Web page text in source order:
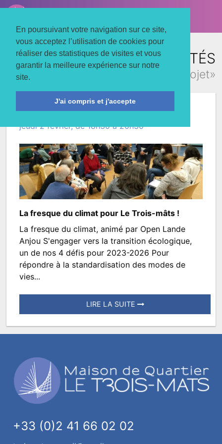
En poursuivant votre navigation sur ce site,
vous acceptez l’utilisation de cookies pour
réaliser des statistiques de visites et vous
garantir la meilleure expérience sur notre
site.
J'ai compris et j'accepte
LE TROIS MATS
TOUTES LES ACTUALITÉS
concernant «projet»
CAP #19
jeudi 2 février, de 18h30 à 20h30
La fresque du climat pour Le Trois-mâts !
CAP
#19
La fresque du climat, animé par Open Lande
Anjou S'engager vers la transition écologique,
un de nos 4 défis pour 2023-2026 Pour
répondre à la standardisation des modes de
vies...
LIRE LA SUITE
Posté
janvier
2023
à
09:00.
par
+33 (0)2 41 66 02 02